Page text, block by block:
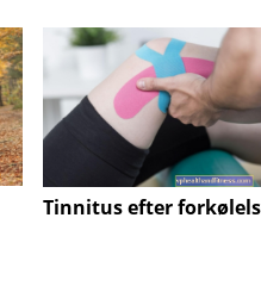
Tinnitus efter